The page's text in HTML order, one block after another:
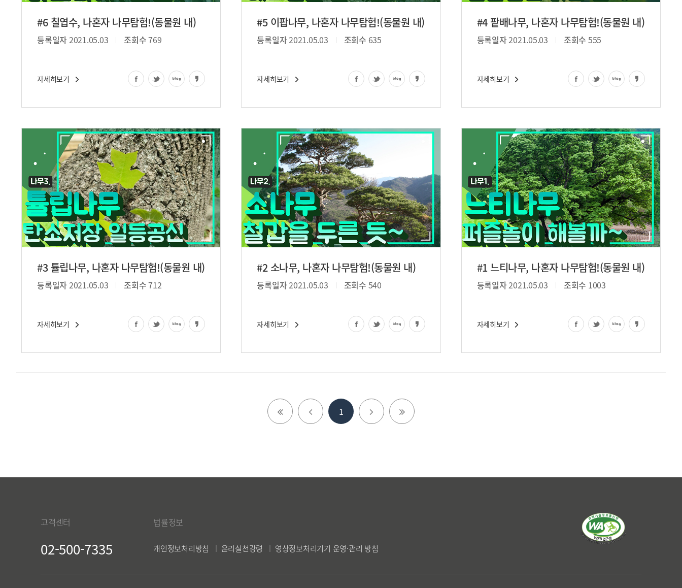
#6 칠엽수, 나혼자 나무탐험!(동물원 내)
등록일자 2021.05.03 조회수769
자세히보기
#5 이팝나무, 나혼자 나무탐험!(동물원 내)
등록일자2021.05.03 조회수 635
자세히보기
#4 팥배나무, 나혼자 나무탐험!(동물원 내)
등록일자2021.05.03 조회수 555
자세히보기
#3 튤립나무, 나혼자 나무탐험!(동물원 내)
등록일자2021.05.03 조회수712
자세히보기
#2 소나무, 나혼자 나무탐험!(동물원 내)
등록일자2021.05.03 조회수 540
자세히보기
#1 느티나무, 나혼자 나무탐험!(동물원 내)
등록일자2021.05.03 조회수 1003
자세히보기
1
고객센터
02-500-7335
법률정보
개인정보처리방침 윤리실천강령 영상정보처리기기 운영·관리 방침